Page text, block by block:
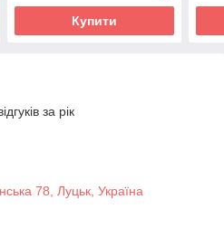
Купити
за рік
78, Луцьк, Україна